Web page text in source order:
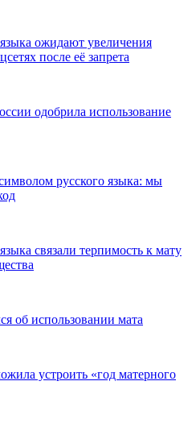
ожидают увеличения
после её запрета
одобрила использование
русского языка: мы
связали терпимость к мату
об использовании мата
устроить «год матерного